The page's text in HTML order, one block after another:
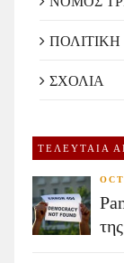
ΠΟΛΙΤΙΚΗ
ΣΧΟΛΙΑ
ΤΕΛΕΥΤΑΙΑ